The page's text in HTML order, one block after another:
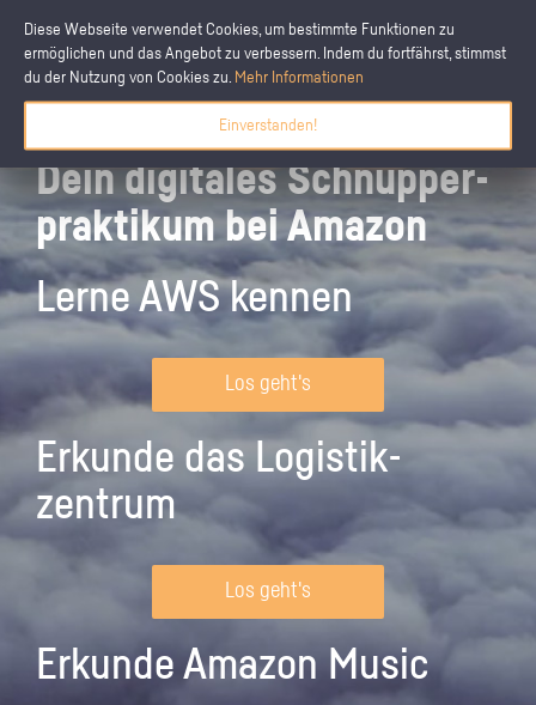
Diese Webseite verwendet Cookies, um bestimmte Funktionen zu
ermöglichen und das Angebot zu verbessern. Indem du fortfährst, stimmst
du der Nutzung von Cookies zu. Mehr Informationen
Einverstanden!
Dein digitales Schnupper­
praktikum bei Amazon
Lerne AWS kennen
Los geht's
Erkunde das Logistik­
zentrum
Los geht's
Erkunde Amazon Music